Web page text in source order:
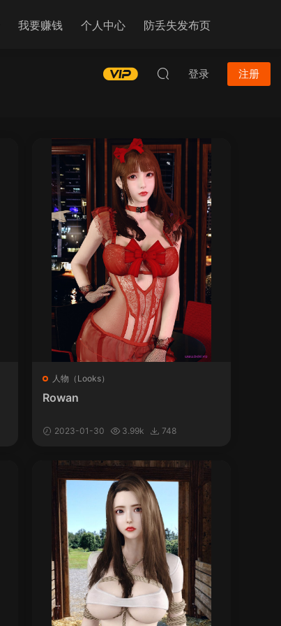
我要赚钱 个人中心 防丢失发布页
登录 注册
人物（Looks）
Rowan
2023-01-30 3.99k 748